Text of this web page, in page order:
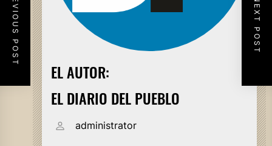
EL AUTOR:
EL DIARIO DEL PUEBLO
administrator
PREVIOUS POST NEXT POST